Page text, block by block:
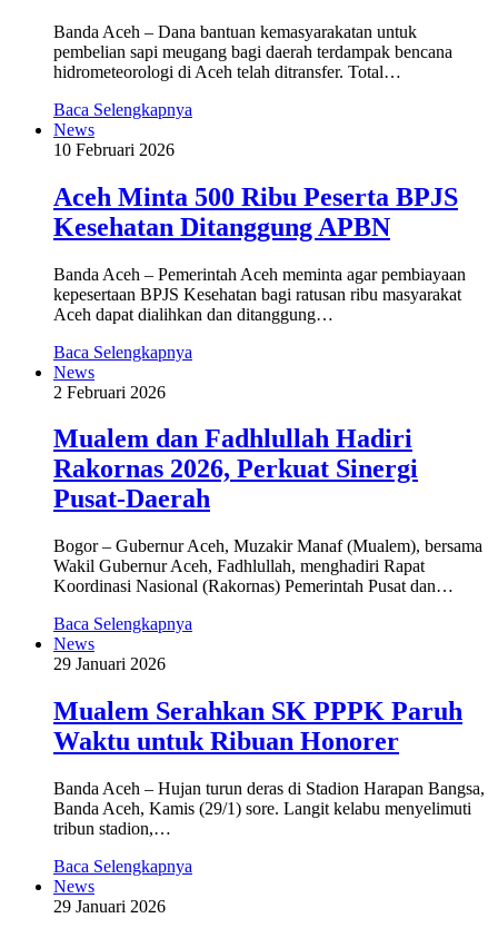
Banda Aceh – Dana bantuan kemasyarakatan untuk
pembelian sapi meugang bagi daerah terdampak bencana
hidrometeorologi di Aceh telah ditransfer. Total…
Baca Selengkapnya
News
10 Februari 2026
Aceh Minta 500 Ribu Peserta BPJS
Kesehatan Ditanggung APBN
Banda Aceh – Pemerintah Aceh meminta agar pembiayaan
kepesertaan BPJS Kesehatan bagi ratusan ribu masyarakat
Aceh dapat dialihkan dan ditanggung…
Baca Selengkapnya
News
2 Februari 2026
Mualem dan Fadhlullah Hadiri
Rakornas 2026, Perkuat Sinergi
Pusat-Daerah
Bogor – Gubernur Aceh, Muzakir Manaf (Mualem), bersama
Wakil Gubernur Aceh, Fadhlullah, menghadiri Rapat
Koordinasi Nasional (Rakornas) Pemerintah Pusat dan…
Baca Selengkapnya
News
29 Januari 2026
Mualem Serahkan SK PPPK Paruh
Waktu untuk Ribuan Honorer
Banda Aceh – Hujan turun deras di Stadion Harapan Bangsa,
Banda Aceh, Kamis (29/1) sore. Langit kelabu menyelimuti
tribun stadion,…
Baca Selengkapnya
News
29 Januari 2026